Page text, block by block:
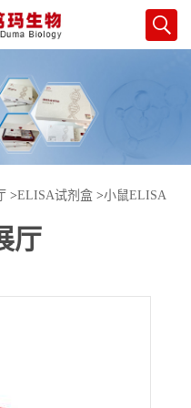
>ELISA试剂盒 >小鼠ELISA
试剂盒
厅